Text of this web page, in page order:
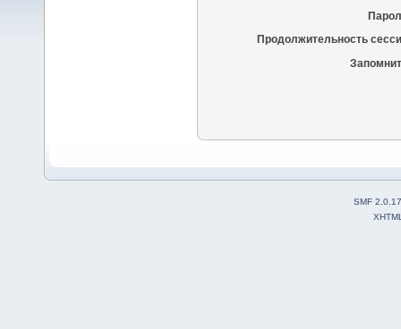
Продолжительность
SMF 2.0.17